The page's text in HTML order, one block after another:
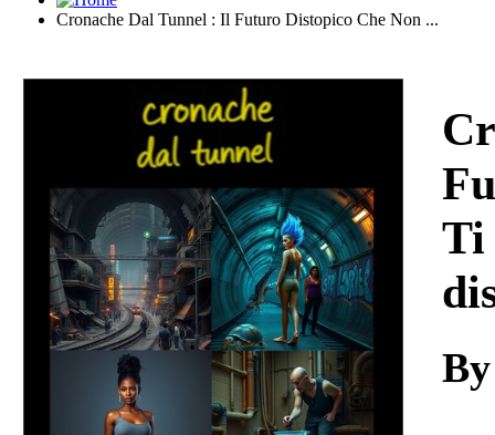
Cronache Dal Tunnel : Il Futuro Distopico Che Non ...
Ti